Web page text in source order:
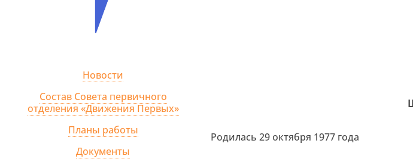
Новости
Состав Совета первичного
отделения «Движения Первых»
Планы работы
Документы
Родилась 29 октября 1977 года